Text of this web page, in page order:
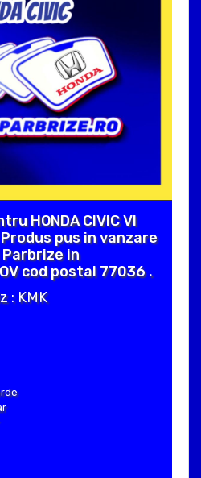
HONDA CIVIC VI
pus in vanzare
in
cod postal 77036 .
: KMK